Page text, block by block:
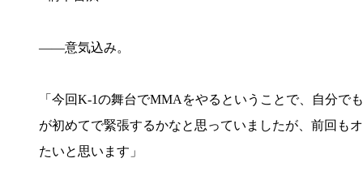
――意気込み。
「今回K-1の舞台でMMAをやるということで、自分
が初めてで緊張するかなと思っていましたが、前回も
たいと思います」